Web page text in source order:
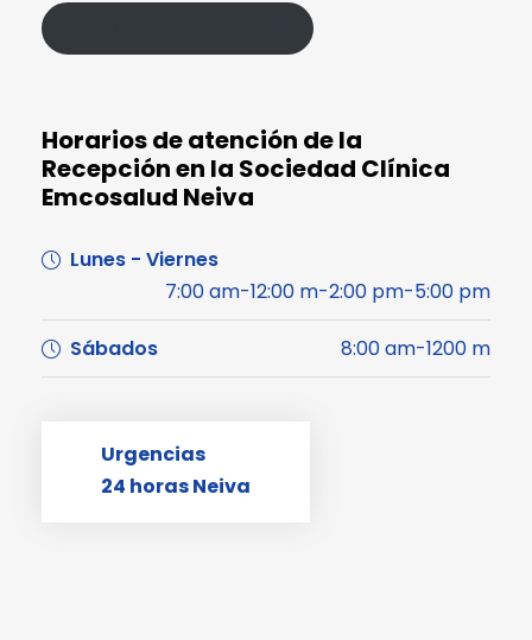
Horarios de atención de la
Recepción en la Sociedad Clínica
Emcosalud Neiva
Lunes - Viernes
7:00 am-12:00 m-2:00 pm-5:00 pm
Sábados 8:00 am-1200 m
Urgencias
24 horas Neiva